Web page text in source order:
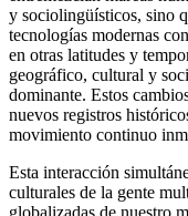
y sociolingüísticos, sino
tecnologías modernas
en otras latitudes y
geográfico, cultural y
dominante. Estos
nuevos registros
movimiento continuo
Esta interacción
culturales de la gente
globalizadas de nuestro